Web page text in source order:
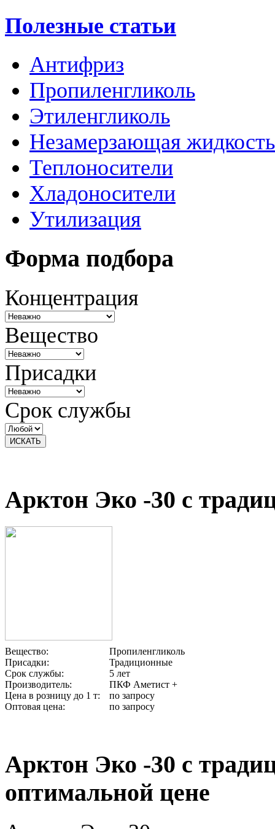
Полезные статьи
Антифриз
Пропиленгликоль
Этиленгликоль
Незамерзающая жидкость
Теплоносители
Хладоносители
Утилизация
Форма подбора
Концентрация
Вещество
Присадки
Срок службы
Арктон Эко -30 с
Вещество:
Пропиленгликоль
Присадки:
Традиционные
Срок службы:
5 лет
Производитель:
ПКФ Аметист +
Цена в розницу до 1 т:
по запросу
Оптовая цена:
по запросу
Арктон Эко -30 с
оптимальной цене